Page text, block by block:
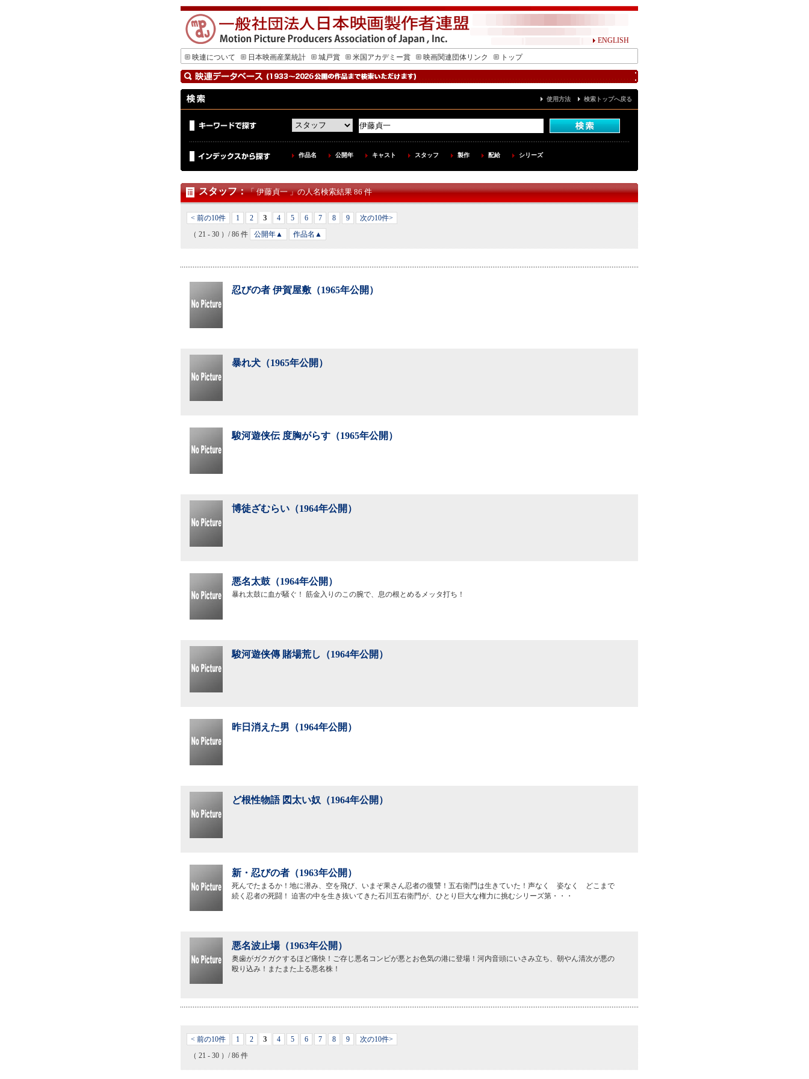
ENGLISH
映連について
日本映画産業統計 城戸賞 米国アカデミー賞 映画関連団体リンク トップ
使用方法 検索トップへ戻る
作品名 公開年 キャスト スタッフ 製作 配給 シリーズ
スタッフ：「 伊藤貞一 」の人名検索結果 86 件
< 前の10件 1 2 3 4 5 6 7 8 9
次の10件>
（ 21 - 30 ）/ 86 件
公開年▲ 作品名▲
忍びの者 伊賀屋敷（1965年公開）
暴れ犬（1965年公開）
駿河遊侠伝 度胸がらす（1965年公開）
博徒ざむらい（1964年公開）
悪名太鼓（1964年公開）
暴れ太鼓に血が騒ぐ！ 筋金入りのこの腕で、息の根とめるメッタ打ち！
駿河遊侠傳 賭場荒し（1964年公開）
昨日消えた男（1964年公開）
ど根性物語 図太い奴（1964年公開）
新・忍びの者（1963年公開）
死んでたまるか！地に潜み、空を飛び、いまぞ果さん忍者の復讐！五右衛門は生きていた！声なく 姿なく どこまで
続く忍者の死闘！ 迫害の中を生き抜いてきた石川五右衛門が、ひとり巨大な権力に挑むシリーズ第・・・
悪名波止場（1963年公開）
奥歯がガクガクするほど痛快！ご存じ悪名コンビが悪とお色気の港に登場！河内音頭にいさみ立ち、朝やん清次が悪の
殴り込み！またまた上る悪名株！
< 前の10件 1 2 3 4 5 6 7 8 9
次の10件>
（ 21 - 30 ）/ 86 件